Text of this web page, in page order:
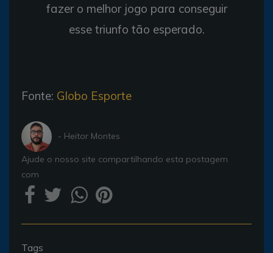
fazer o melhor jogo para conseguir
esse triunfo tão esperado.
Fonte: Globo Esporte
- Heitor Montes
Ajude o nosso site compartilhando esta postagem
com
Tags